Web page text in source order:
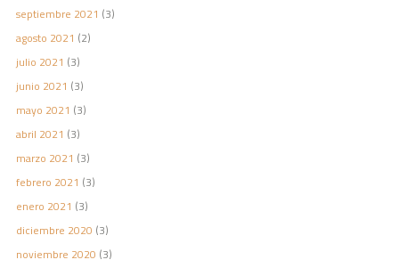
septiembre 2021 (3)
agosto 2021 (2)
julio 2021 (3)
junio 2021 (3)
mayo 2021 (3)
abril 2021 (3)
marzo 2021 (3)
febrero 2021 (3)
enero 2021 (3)
diciembre 2020 (3)
noviembre 2020 (3)